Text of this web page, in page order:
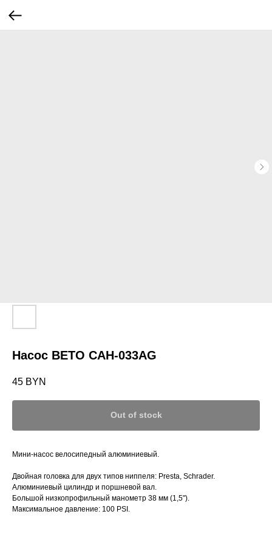
Насос BETO CAH-033AG
45 BYN
Out of stock
Мини-насос велосипедный алюминиевый.
Двойная головка для двух типов ниппеля: Presta, Schrader.
Алюминиевый цилиндр и поршневой вал.
Большой низкопрофильный манометр 38 мм (1,5").
Максимальное давление: 100 PSI.